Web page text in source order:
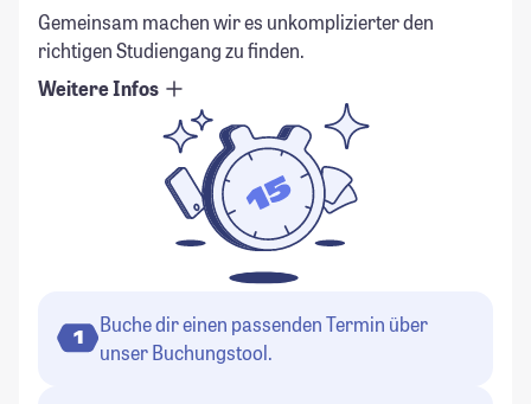
Gemeinsam machen wir es unkomplizierter den
richtigen Studiengang zu finden.
Weitere Infos
1
Buche dir einen passenden Termin über
unser Buchungstool.